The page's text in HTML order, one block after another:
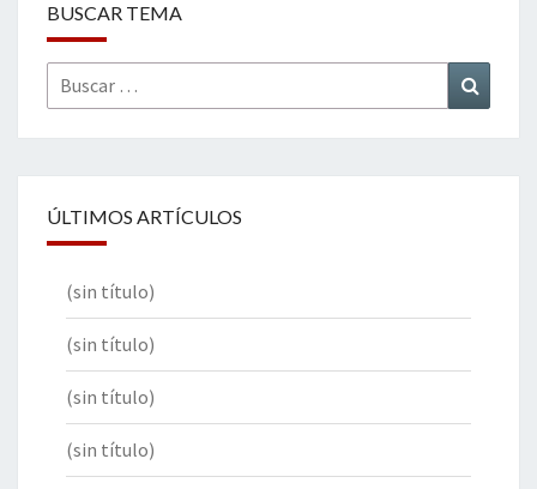
BUSCAR TEMA
Buscar
por:
ÚLTIMOS ARTÍCULOS
(sin título)
(sin título)
(sin título)
(sin título)